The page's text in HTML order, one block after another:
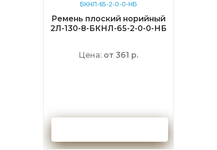
Ремень плоский норийный
2Л-130-8-БКНЛ-65-2-0-0-НБ
Цена: от 361 р.